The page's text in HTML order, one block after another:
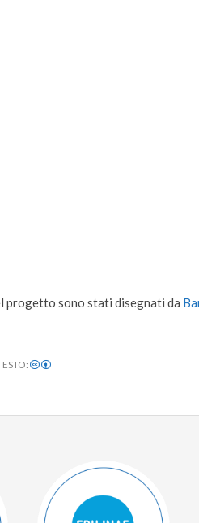
progetto sono stati disegnati da